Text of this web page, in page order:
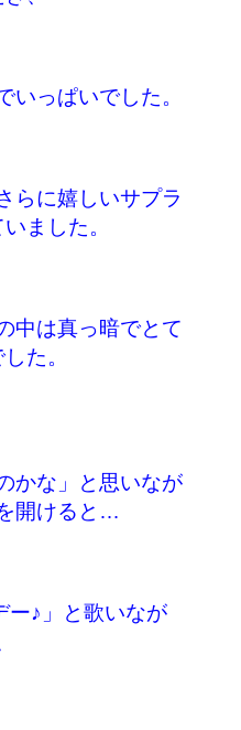
いっぱいでした。
らに嬉しいサプラ
ました。
中は真っ暗でとて
た。
かな」と思いなが
開けると…
ー♪」と歌いなが